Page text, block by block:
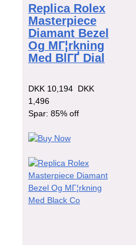
Replica Rolex
Masterpiece
Diamant Bezel
Og MГ¦rkning
Med BlГҐ Dial
DKK 10,194 DKK
1,496
Spar: 85% off